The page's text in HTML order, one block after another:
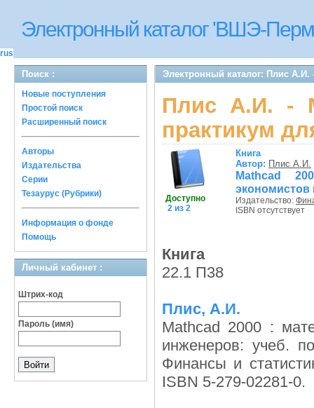
Электронный каталог 'ВШЭ-
rus
Поиск :
Новые поступления
Простой поиск
Расширенный поиск
Авторы
Издательства
Серии
Тезаурус (Рубрики)
Информация о фонде
Помощь
Личный кабинет :
Штрих-код
Пароль (имя)
Электронный каталог: Плис А.И.
Плис А.И. -
практикум
Доступно
2 из 2
Книга
Автор: Плис А.И.
Mathcad
экономистов
Издательство:
ISBN отсутствует
Книга
22.1 П38
Плис, А.И.
Mathcad 2000 :
инженеров: учеб.
Финансы и
ISBN 5-279-02281-0.